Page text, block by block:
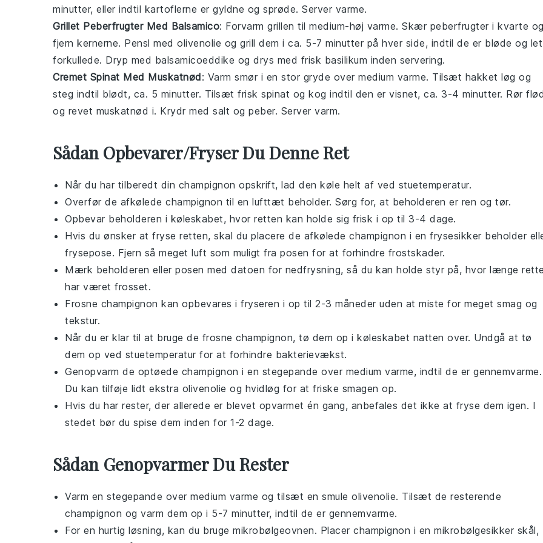
minutter, eller indtil kartoflerne er gyldne og sprøde. Server varme.
Grillet Peberfrugter Med Balsamico: Forvarm grillen til medium-høj varme. Skær peberfrugter i kvarte og
fjern kernerne. Pensl med olivenolie og grill dem i ca. 5-7 minutter på hver side, indtil de er bløde og let
forkullede. Dryp med balsamicoeddike og drys med frisk basilikum inden servering.
Cremet Spinat Med Muskatnød: Varm smør i en stor gryde over medium varme. Tilsæt hakket løg og
steg indtil blødt, ca. 5 minutter. Tilsæt frisk spinat og kog indtil den er visnet, ca. 3-4 minutter. Rør
og revet muskatnød i. Krydr med salt og peber. Server varm.
Sådan Opbevarer/Fryser Du Denne Ret
Når du har tilberedt din champignon opskrift, lad den køle helt af ved stuetemperatur.
Overfør de afkølede champignon til en lufttæt beholder. Sørg for, at beholderen er ren og tør.
Opbevar beholderen i køleskabet, hvor retten kan holde sig frisk i op til 3-4 dage.
Hvis du ønsker at fryse retten, skal du placere de afkølede champignon i en frysesikker beholder
frysepose. Fjern så meget luft som muligt fra posen for at forhindre frostskader.
Mærk beholderen eller posen med datoen for nedfrysning, så du kan holde styr på, hvor længe
har været frosset.
Frosne champignon kan opbevares i fryseren i op til 2-3 måneder uden at miste for meget smag og
tekstur.
Når du er klar til at bruge de frosne champignon, tø dem op i køleskabet natten over. Undgå at tø
dem op ved stuetemperatur for at forhindre bakterievækst.
Genopvarm de optøede champignon i en stegepande over medium varme, indtil de er gennemvarme.
Du kan tilføje lidt ekstra olivenolie og hvidløg for at friske smagen op.
Hvis du har rester, der allerede er blevet opvarmet én gang, anbefales det ikke at fryse dem igen. I
stedet bør du spise dem inden for 1-2 dage.
Sådan Genopvarmer Du Rester
Varm en stegepande over medium varme og tilsæt en smule olivenolie. Tilsæt de resterende
champignon og varm dem op i 5-7 minutter, indtil de er gennemvarme.
For en hurtig løsning, kan du bruge mikrobølgeovnen. Placer champignon i en mikrobølgesikker skål,